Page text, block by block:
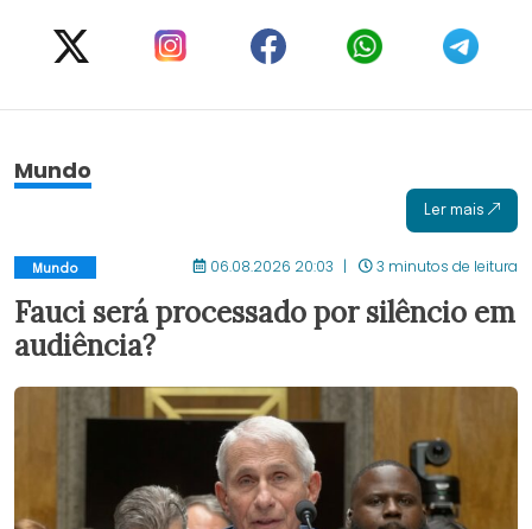
Mundo
Ler mais
Mundo 06.08.2026 20:03 3 minutos de leitura
Fauci será processado por silêncio em
audiência?